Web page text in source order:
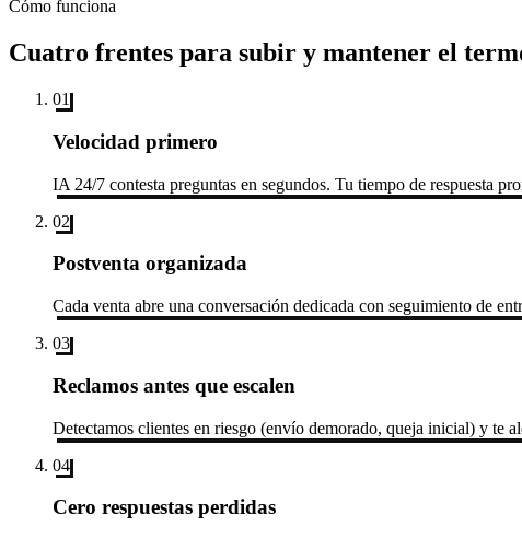
Cómo funciona
Cuatro frentes para subir y mantener el
01
Velocidad primero
IA 24/7 contesta preguntas en segundos. Tu tiempo de respuesta
02
Postventa organizada
Cada venta abre una conversación dedicada con seguimiento de
03
Reclamos antes que escalen
Detectamos clientes en riesgo (envío demorado, queja inicial) y te
04
Cero respuestas perdidas